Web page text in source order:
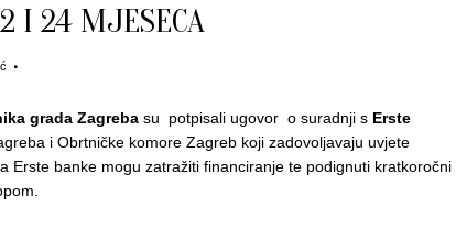
I 24 MJESECA
grada Zagreba su potpisali ugovor o suradnji s Erste
i Obrtničke komore Zagreb koji zadovoljavaju uvjete
Erste banke mogu zatražiti financiranje te podignuti kratkoročni